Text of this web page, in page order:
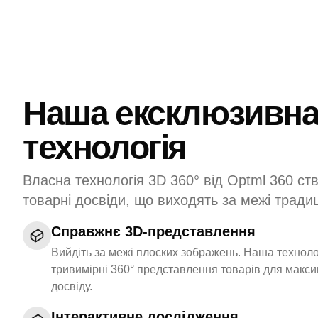
Наша
технологія
Власна технологія 3D 360° від Optml 360
товарні досвіди, що виходять за межі
Справжнє 3D-представлення
Вийдіть за межі плоских зображень. Наша
тривимірні 360° представлення товарів для
досвіду.